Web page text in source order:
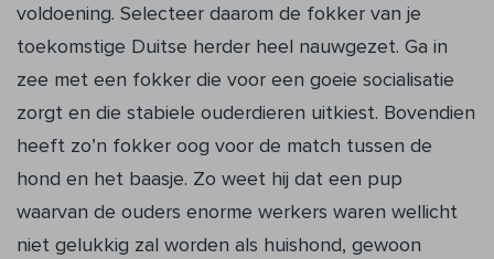
voldoening. Selecteer daarom de fokker van je
toekomstige Duitse herder heel nauwgezet. Ga in
zee met een fokker die voor een goeie socialisatie
zorgt en die stabiele ouderdieren uitkiest. Bovendien
heeft zo’n fokker oog voor de match tussen de
hond en het baasje. Zo weet hij dat een pup
waarvan de ouders enorme werkers waren wellicht
niet gelukkig zal worden als huishond, gewoon